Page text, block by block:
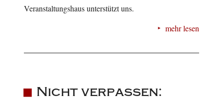
Veranstaltungshaus unterstützt uns.
mehr lesen
Nicht verpassen: